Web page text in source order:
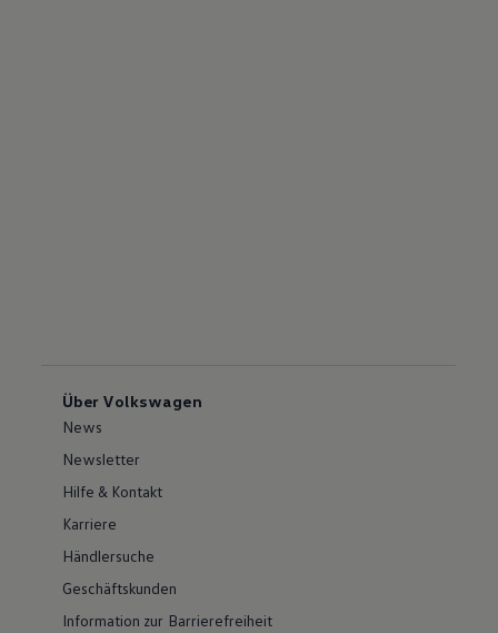
Über Volkswagen
News
Newsletter
Hilfe & Kontakt
Karriere
Händlersuche
Geschäftskunden
Information zur Barrierefreiheit